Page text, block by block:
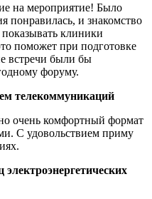
на мероприятие! Было
понравилась, и знакомство
клиники
поможет при подготовке
встречи были бы
форуму.
телекоммуникаций
очень комфортный формат
С удовольствием приму